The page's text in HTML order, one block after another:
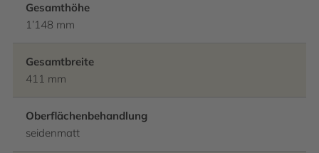
Gesamthöhe
1’148 mm
Gesamtbreite
411 mm
Oberflächenbehandlung
seidenmatt